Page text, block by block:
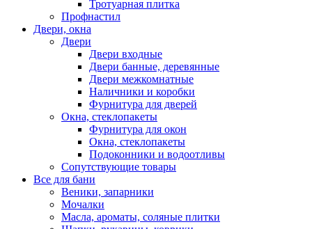
Тротуарная плитка
Профнастил
Двери, окна
Двери
Двери входные
Двери банные, деревянные
Двери межкомнатные
Наличники и коробки
Фурнитура для дверей
Окна, стеклопакеты
Фурнитура для окон
Окна, стеклопакеты
Подоконники и водоотливы
Сопутствующие товары
Все для бани
Веники, запарники
Мочалки
Масла, ароматы, соляные плитки